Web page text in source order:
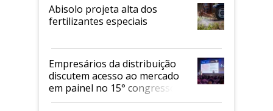
Abisolo projeta alta dos
fertilizantes especiais
Empresários da distribuição
discutem acesso ao mercado
em painel no 15° congresso
Andav